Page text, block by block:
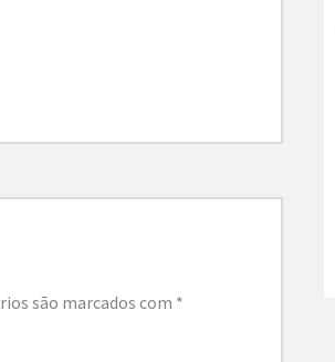
são marcados com *